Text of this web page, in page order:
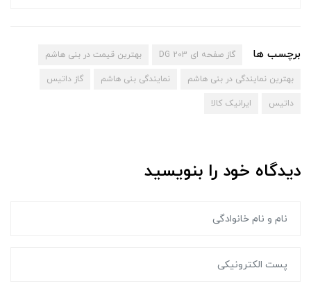
برچسب ها گاز صفحه ای DG 203 بهترین قیمت در بنی هاشم
بهترین نمایندگی در بنی هاشم نمایندگی بنی هاشم گاز داتیس
داتیس ایرانیک کالا
دیدگاه خود را بنویسید